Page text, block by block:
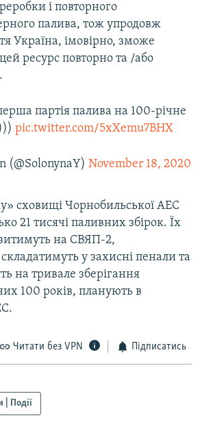
і повторного
палива, тож упродовж
Україна, імовірно, зможе
ресурс повторно та /або
партія палива на 100-річне
pic.twitter.com/5xXemu7BHX
(@SolonynaY) November 18, 2020
сховищі Чорнобильської АЕС
21 тисячі паливних збірок. Їх
на СВЯП-2,
у захисні пенали та
на тривале зберігання
100 років, планують в
Читати без VPN Підписатись
| Події